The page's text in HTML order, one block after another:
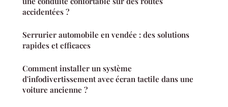
accidentées ?
Serrurier automobile en vendée : des solutions
rapides et efficaces
Comment installer un système
d'infodivertissement avec écran tactile dans une
voiture ancienne ?